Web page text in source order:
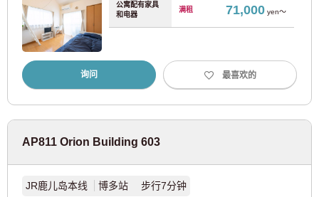
公寓配有家具
和电器
满租 71,000yen～
询问 最喜欢的
AP811 Orion Building 603
JR鹿儿岛本线 博多站 步行7分钟
近铁奈良线
兵库